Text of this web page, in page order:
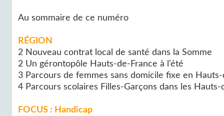
Au sommaire de ce numéro
RÉGION
2 Nouveau contrat local de santé dans la Somme
2 Un gérontopôle Hauts-de-France à l’été
3 Parcours de femmes sans domicile fixe en
4 Parcours scolaires Filles-Garçons dans les
FOCUS : Handicap